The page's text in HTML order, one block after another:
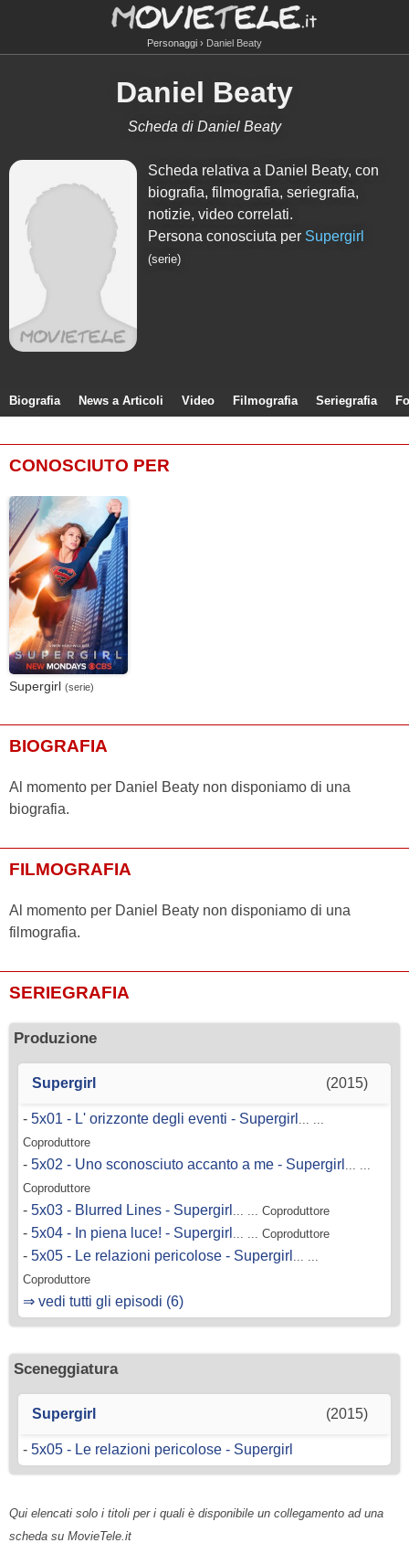
Personaggi Daniel Beaty
Daniel Beaty
Scheda di Daniel Beaty
Scheda relativa a Daniel Beaty, con
biografia, filmografia, seriegrafia,
notizie, video correlati.
Persona conosciuta per Supergirl
(serie)
Biografia News a Articoli Video Filmografia Seriegrafia
CONOSCIUTO PER
Supergirl (serie)
BIOGRAFIA
Al momento per Daniel Beaty non disponiamo di una
biografia.
FILMOGRAFIA
Al momento per Daniel Beaty non disponiamo di una
filmografia.
SERIEGRAFIA
Produzione
Supergirl (2015)
- 5x01 - L' orizzonte degli eventi - Supergirl
Coproduttore
- 5x02 - Uno sconosciuto accanto a me - Supergirl
Coproduttore
- 5x03 - Blurred Lines - Supergirl ... ... Coproduttore
- 5x04 - In piena luce! - Supergirl ... ... Coproduttore
- 5x05 - Le relazioni pericolose - Supergirl
Coproduttore
⇒ vedi tutti gli episodi (6)
Sceneggiatura
Supergirl (2015)
- 5x05 - Le relazioni pericolose - Supergirl
Qui elencati solo i titoli per i quali è disponibile un collegamento ad una
scheda su MovieTele.it